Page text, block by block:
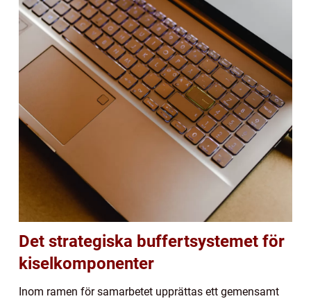
Det strategiska buffertsystemet för
kiselkomponenter
Inom ramen för samarbetet upprättas ett gemensamt